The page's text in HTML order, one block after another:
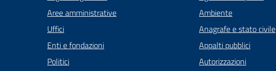
Aree amministrative
Uffici
Enti e fondazioni
Politici
Ambiente
Anagrafe e stato civile
Appalti pubblici
Autorizzazioni